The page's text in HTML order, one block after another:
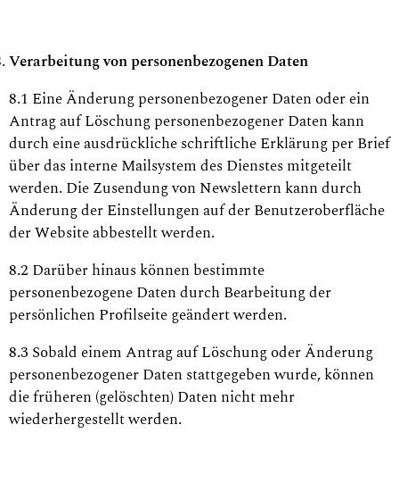
Verarbeitung von personenbezogenen Daten
8.1 Eine Änderung personenbezogener Daten oder ein
Antrag auf Löschung personenbezogener Daten kann
durch eine ausdrückliche schriftliche Erklärung per Brief
über das interne Mailsystem des Dienstes mitgeteilt
werden. Die Zusendung von Newslettern kann durch
Änderung der Einstellungen auf der Benutzeroberfläche
der Website abbestellt werden.
8.2 Darüber hinaus können bestimmte
personenbezogene Daten durch Bearbeitung der
persönlichen Profilseite geändert werden.
8.3 Sobald einem Antrag auf Löschung oder Änderung
personenbezogener Daten stattgegeben wurde, können
die früheren (gelöschten) Daten nicht mehr
wiederhergestellt werden.